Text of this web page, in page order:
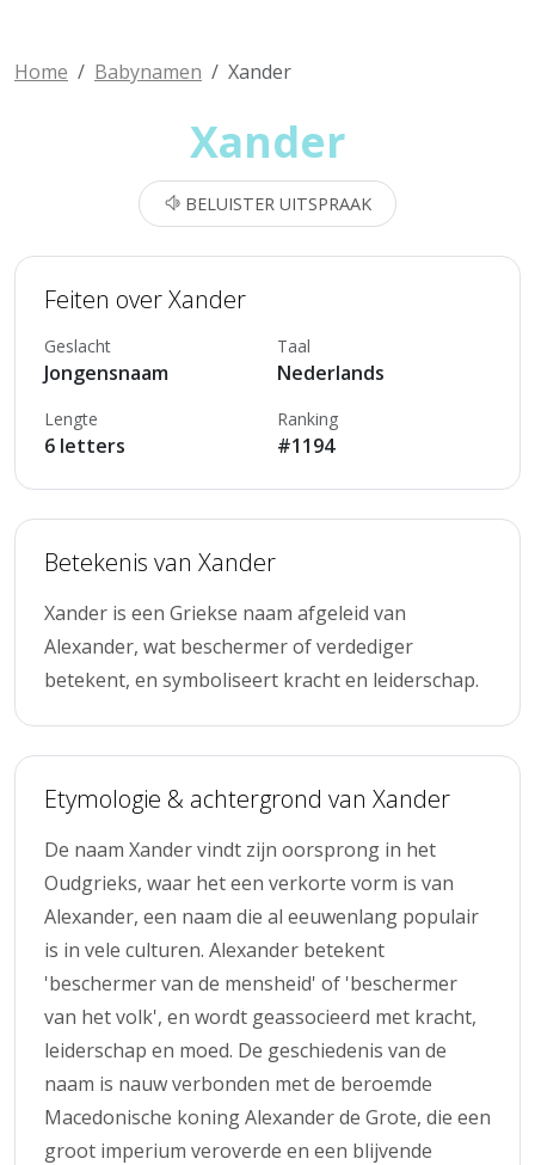
Home Babynamen Xander
Xander
BELUISTER UITSPRAAK
Feiten over Xander
Geslacht
Jongensnaam
Taal
Nederlands
Lengte
6 letters
Ranking
#1194
Betekenis van Xander
Xander is een Griekse naam afgeleid van
Alexander, wat beschermer of verdediger
betekent, en symboliseert kracht en leiderschap.
Etymologie & achtergrond van Xander
De naam Xander vindt zijn oorsprong in het
Oudgrieks, waar het een verkorte vorm is van
Alexander, een naam die al eeuwenlang populair
is in vele culturen. Alexander betekent
'beschermer van de mensheid' of 'beschermer
van het volk', en wordt geassocieerd met kracht,
leiderschap en moed. De geschiedenis van de
naam is nauw verbonden met de beroemde
Macedonische koning Alexander de Grote, die een
groot imperium veroverde en een blijvende